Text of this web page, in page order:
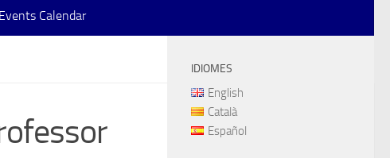
Calendar
IDIOMES
English
Català
Español